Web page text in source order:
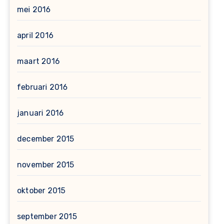
mei 2016
april 2016
maart 2016
februari 2016
januari 2016
december 2015
november 2015
oktober 2015
september 2015